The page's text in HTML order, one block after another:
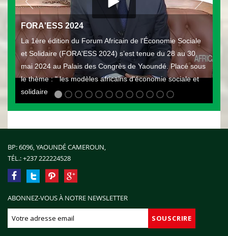
FORA'ESS 2024
La 1ère édition du Forum Africain de l'Économie Sociale
et Solidaire (FORA'ESS 2024) s’est tenue du 28 au 30
mai 2024 au Palais des Congrès de Yaoundé. Placé sous
le thème : " les modèles africains d'économie sociale et
solidaire
BP: 6096, YAOUNDÉ CAMEROUN,
TÉL.:+237 222224528
ABONNEZ-VOUS À NOTRE NEWSLETTER